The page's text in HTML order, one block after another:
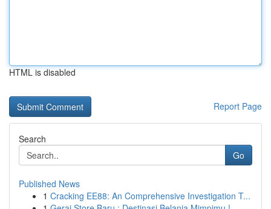
HTML is disabled
Report Page
Search
Go
Published News
1 Cracking EE88: An Comprehensive Investigation T...